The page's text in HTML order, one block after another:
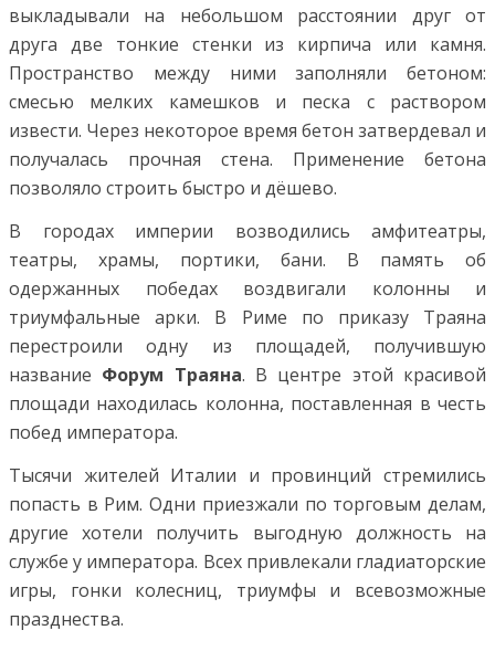
выкладывали на небольшом расстоянии друг от
друга две тонкие стенки из кирпича или камня.
Пространство между ними заполняли бетоном:
смесью мелких камешков и песка с раствором
извести. Через некоторое время бетон затвердевал и
получалась прочная стена. Применение бетона
позволяло строить быстро и дёшево.
В городах империи возводились амфитеатры,
театры, храмы, портики, бани. В память об
одержанных победах воздвигали колонны и
триумфальные арки. В Риме по приказу Траяна
перестроили одну из площадей, получившую
название Форум Траяна. В центре этой красивой
площади находилась колонна, поставленная в честь
побед императора.
Тысячи жителей Италии и провинций стремились
попасть в Рим. Одни приезжали по торговым делам,
другие хотели получить выгодную должность на
службе у императора. Всех привлекали гладиаторские
игры, гонки колесниц, триумфы и всевозможные
празднества.